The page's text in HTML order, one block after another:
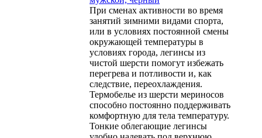
При сменах активности во время
занятий зимними видами спорта,
или в условиях постоянной смены
окружающей температуры в
условиях города, легинсы из
чистой шерсти помогут избежать
перегрева и потливости и, как
следствие, переохлаждения.
Термобелье из шерсти мериносов
способно постоянно поддерживать
комфортную для тела температуру.
Тонкие облегающие легинсы